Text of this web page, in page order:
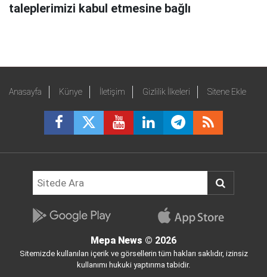
taleplerimizi kabul etmesine bağlı
Anasayfa Künye İletişim Gizlilik İlkeleri Sitene Ekle
Mepa News © 2026
Sitemizde kullanılan içerik ve görsellerin tüm hakları saklıdır, izinsiz
kullanımı hukuki yaptırıma tabidir.